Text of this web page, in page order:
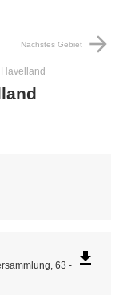
Nächstes Gebiet arrow_forward
63 - file_download